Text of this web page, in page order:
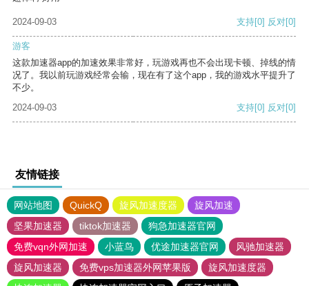
2024-09-03 支持[0] 反对[0]
游客
这款加速器app的加速效果非常好，玩游戏再也不会出现卡顿、掉线的情
况了。我以前玩游戏经常会输，现在有了这个app，我的游戏水平提升了
不少。
2024-09-03
支持[0] 反对[0]
友情链接
网站地图 QuickQ 旋风加速度器
旋风加速
坚果加速器
tiktok加速器
狗急加速器官网
免费vqn外网加速
小蓝鸟 优途加速器官网
风驰加速器
旋风加速器
免费vps加速器外网苹果版
旋风加速度器